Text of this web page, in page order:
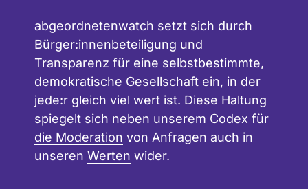
abgeordnetenwatch setzt sich durch
Bürger:innenbeteiligung und
Transparenz für eine selbstbestimmte,
demokratische Gesellschaft ein, in der
jede:r gleich viel wert ist. Diese Haltung
spiegelt sich neben unserem Codex für
die Moderation von Anfragen auch in
unseren Werten wider.